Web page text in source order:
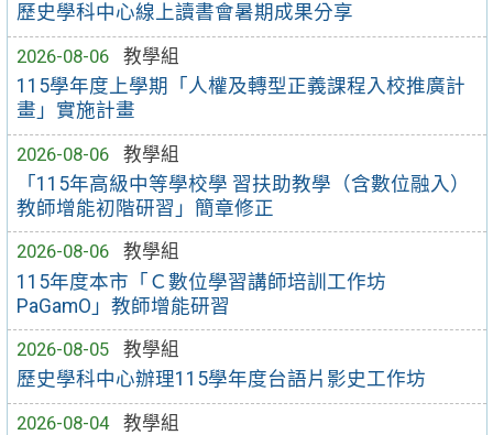
歷史學科中心線上讀書會暑期成果分享
2026-08-06
教學組
115學年度上學期「人權及轉型正義課程入校推廣計
畫」實施計畫
2026-08-06
教學組
「115年高級中等學校學 習扶助教學（含數位融入）
教師增能初階研習」簡章修正
2026-08-06
教學組
115年度本市「Ｃ數位學習講師培訓工作坊
PaGamO」教師增能研習
2026-08-05
教學組
歷史學科中心辦理115學年度台語片影史工作坊
2026-08-04
教學組